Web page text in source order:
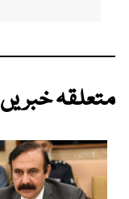
متعلقہ خبریں